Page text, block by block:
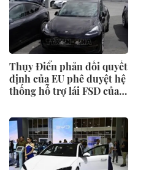
Thụy Điển phản đối quyết
định của EU phê duyệt hệ
thống hỗ trợ lái FSD của